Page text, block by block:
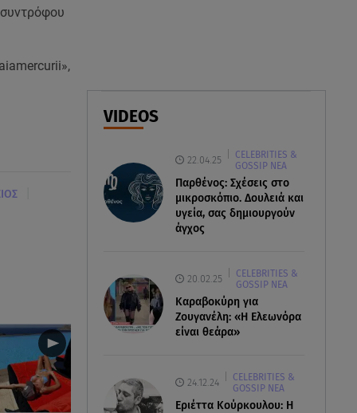
μαμά του κόσμου» – Το βίντεο
που έγινε viral
06.08.26 , 07:29
Φωτιά τώρα στη Σητεία - Ήχησε
το 112
VIDEOS
22.04.25
CELEBRITIES &
GOSSIP ΝΕΑ
Παρθένος: Σχέσεις στο
μικροσκόπιο. Δουλειά και
υγεία, σας δημιουργούν
άγχος
20.02.25
CELEBRITIES &
GOSSIP ΝΕΑ
Καραβοκύρη για
Ζουγανέλη: «Η Ελεωνόρα
είναι θεάρα»
24.12.24
CELEBRITIES &
GOSSIP ΝΕΑ
Εριέττα Κούρκουλου: Η